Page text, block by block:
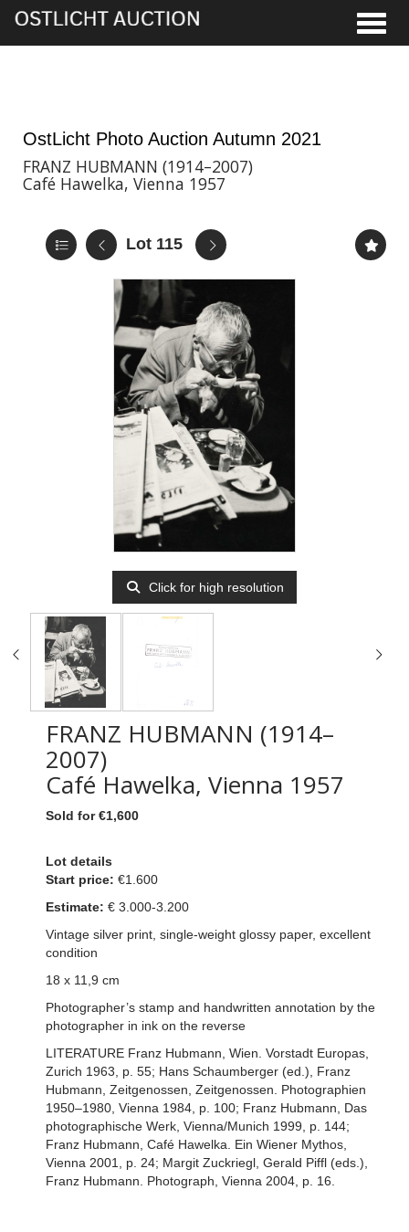
OstLicht Photo Auction Autumn 2021
FRANZ HUBMANN (1914–2007)
Café Hawelka, Vienna 1957
Lot 115
Click for high resolution
FRANZ HUBMANN (1914–
2007)
Café Hawelka, Vienna 1957
Sold for €1,600
Lot details
Start price: €1.600
Estimate: € 3.000-3.200
Vintage silver print, single-weight glossy paper, excellent
condition
18 x 11,9 cm
Photographer’s stamp and handwritten annotation by the
photographer in ink on the reverse
LITERATURE Franz Hubmann, Wien. Vorstadt Europas,
Zurich 1963, p. 55; Hans Schaumberger (ed.), Franz
Hubmann, Zeitgenossen, Zeitgenossen. Photographien
1950–1980, Vienna 1984, p. 100; Franz Hubmann, Das
photographische Werk, Vienna/Munich 1999, p. 144;
Franz Hubmann, Café Hawelka. Ein Wiener Mythos,
Vienna 2001, p. 24; Margit Zuckriegl, Gerald Piffl (eds.),
Franz Hubmann. Photograph, Vienna 2004, p. 16.